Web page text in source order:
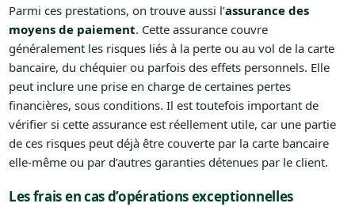
Parmi ces prestations, on trouve aussi l’assurance des
moyens de paiement. Cette assurance couvre
généralement les risques liés à la perte ou au vol de la carte
bancaire, du chéquier ou parfois des effets personnels. Elle
peut inclure une prise en charge de certaines pertes
financières, sous conditions. Il est toutefois important de
vérifier si cette assurance est réellement utile, car une partie
de ces risques peut déjà être couverte par la carte bancaire
elle-même ou par d’autres garanties détenues par le client.
Les frais en cas d’opérations exceptionnelles